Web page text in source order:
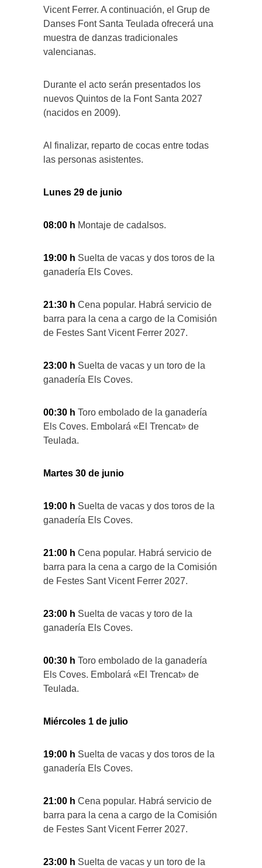
Vicent Ferrer. A continuación, el Grup de
Danses Font Santa Teulada ofrecerá una
muestra de danzas tradicionales
valencianas.
Durante el acto serán presentados los
nuevos Quintos de la Font Santa 2027
(nacidos en 2009).
Al finalizar, reparto de cocas entre todas
las personas asistentes.
Lunes 29 de junio
08:00 h Montaje de cadalsos.
19:00 h Suelta de vacas y dos toros de la
ganadería Els Coves.
21:30 h Cena popular. Habrá servicio de
barra para la cena a cargo de la Comisión
de Festes Sant Vicent Ferrer 2027.
23:00 h Suelta de vacas y un toro de la
ganadería Els Coves.
00:30 h Toro embolado de la ganadería
Els Coves. Embolará «El Trencat» de
Teulada.
Martes 30 de junio
19:00 h Suelta de vacas y dos toros de la
ganadería Els Coves.
21:00 h Cena popular. Habrá servicio de
barra para la cena a cargo de la Comisión
de Festes Sant Vicent Ferrer 2027.
23:00 h Suelta de vacas y toro de la
ganadería Els Coves.
00:30 h Toro embolado de la ganadería
Els Coves. Embolará «El Trencat» de
Teulada.
Miércoles 1 de julio
19:00 h Suelta de vacas y dos toros de la
ganadería Els Coves.
21:00 h Cena popular. Habrá servicio de
barra para la cena a cargo de la Comisión
de Festes Sant Vicent Ferrer 2027.
23:00 h Suelta de vacas y un toro de la